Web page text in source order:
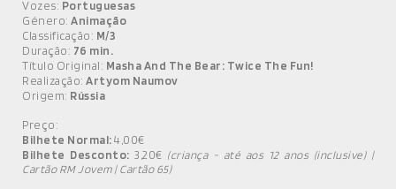
Vozes: Portuguesas
Género: Animação
Classificação: M/3
Duração: 76 min.
Título Original: Masha And The Bear: Twice The Fun!
Realização: Artyom Naumov
Origem: Rússia
Preço:
Bilhete Normal:4,00€
Bilhete Desconto: 3,20€ (criança - até aos 12 anos (inclusive) |
Cartão RM Jovem | Cartão 65)